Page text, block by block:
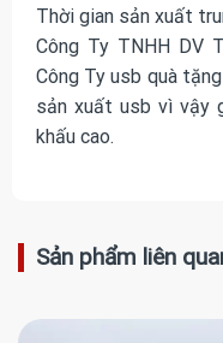
Thời gian sản xuất
Công Ty TNHH DV
Công Ty usb quà
sản xuất usb vì vậy
khấu cao.
Sản phẩm liên